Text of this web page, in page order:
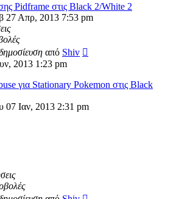
Pidframe στις Black 2/White 2
27 Απρ, 2013 7:53 pm
από Shiv
2013 1:23 pm
για Stationary Pokemon στις Black
07 Ιαν, 2013 2:31 pm